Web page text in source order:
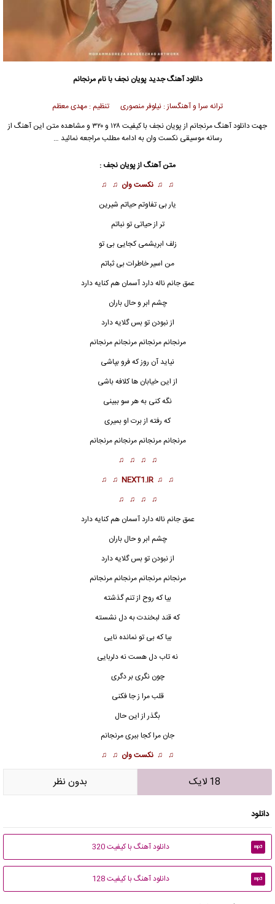
دانلود آهنگ جدیدپویان نجف با نام مرنجانم
ترانه سرا و آهنگساز : نیلوفر منصوری تنظیم : مهدی معظم
جهت دانلود آهنگ مرنجانم از پویان نجف با کیفیت ۱۲۸ و ۳۲۰ و مشاهده متن این آهنگ از
رسانه موسیقی نکست وان به ادامه مطلب مراجعه نمائید …
متن آهنگ از پویان نجف :
♫ ♫ نکست وان ♫ ♫
یار بی تفاوتم حیاتم شیرین
تر از حیاتی تو نباتم
زلف ابریشمی کجایی بی تو
من اسیر خاطرات بی ثباتم
عمق جانم ناله دارد آسمان هم کنایه دارد
چشم ابر و حال باران
از نبودن تو بس گلایه دارد
مرنجانممرنجانم مرنجانم مرنجانم
نیاید آن روز که فرو بپاشی
از این خیابان ها کلافه باشی
نگه کنی به هر سو ببینی
که رفته از برت او بمیری
مرنجانم مرنجانم مرنجانم مرنجانم
♫ ♫ ♫ ♫
♫ ♫
NEXT1.IR
♫ ♫
♫ ♫ ♫ ♫
عمق جانم ناله دارد آسمان هم کنایه دارد
چشم ابر و حال باران
از نبودن تو بس گلایه دارد
مرنجانممرنجانم مرنجانم مرنجانم
بیا که روح از تنم گذشته
که قند لبخندت به دل نشسته
بیا که بی تو نمانده نایی
نه تاب دل هست نه دلربایی
چون نگری بر دگری
قلب مرا ز جا فکنی
بگذر از این حال
جان مرا کجا ببری مرنجانم
♫ ♫ نکست وان ♫ ♫
18 لایک بدون نظر
دانلود
mp3 دانلود آهنگ با کیفیت 320
mp3 دانلود آهنگ با کیفیت 128